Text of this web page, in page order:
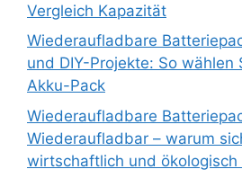
Vergleich Kapazität
Wiederaufladbare
und DIY-Projekte: So wählen
Akku-Pack
Wiederaufladbare
Wiederaufladbar – warum
wirtschaftlich und ökologisch